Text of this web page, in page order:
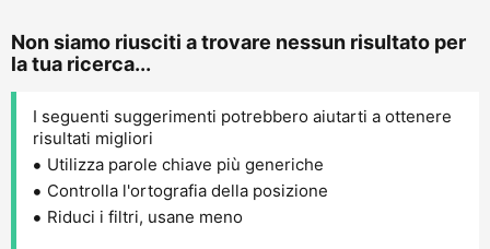
Non siamo riusciti a trovare nessun risultato per
la tua ricerca...
I seguenti suggerimenti potrebbero aiutarti a ottenere
risultati migliori
Utilizza parole chiave più generiche
Controlla l'ortografia della posizione
Riduci i filtri, usane meno